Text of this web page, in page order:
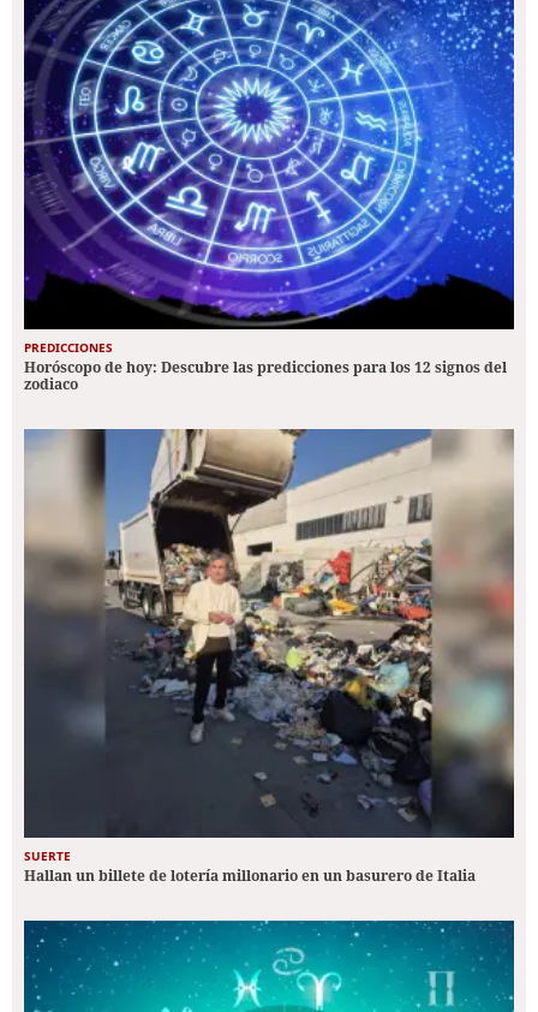
PREDICCIONES
Horóscopo de hoy: Descubre las predicciones para los 12 signos del
zodiaco
SUERTE
Hallan un billete de lotería millonario en un basurero de Italia